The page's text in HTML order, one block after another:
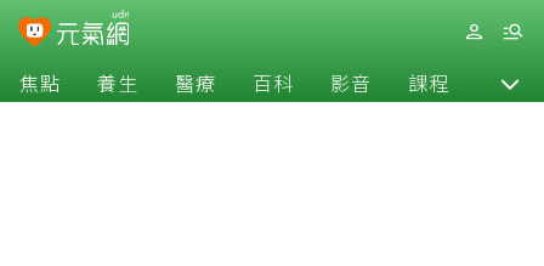
焦點 養生 醫療 百科 影音 課程 退休